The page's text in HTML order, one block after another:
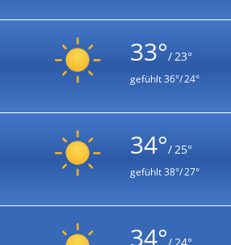
33°/ 23°
gefühlt36°/ 24°
34°/ 25°
gefühlt38°/ 27°
34°